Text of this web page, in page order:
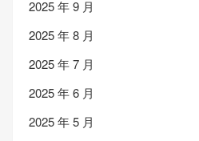
2025 年 9 月
2025 年 8 月
2025 年 7 月
2025 年 6 月
2025 年 5 月